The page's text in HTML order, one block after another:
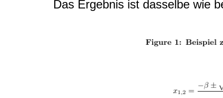
Das Ergebnis ist dasselbe wie